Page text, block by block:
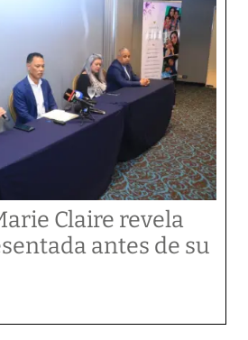
Claire revela
antes de su